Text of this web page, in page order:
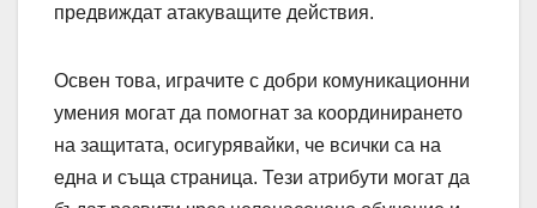
предвиждат атакуващите действия.
Освен това, играчите с добри комуникационни
умения могат да помогнат за координирането
на защитата, осигурявайки, че всички са на
една и съща страница. Тези атрибути могат да